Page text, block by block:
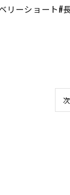
リーショート#